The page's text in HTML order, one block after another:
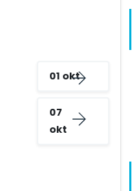
01 okt
07
okt